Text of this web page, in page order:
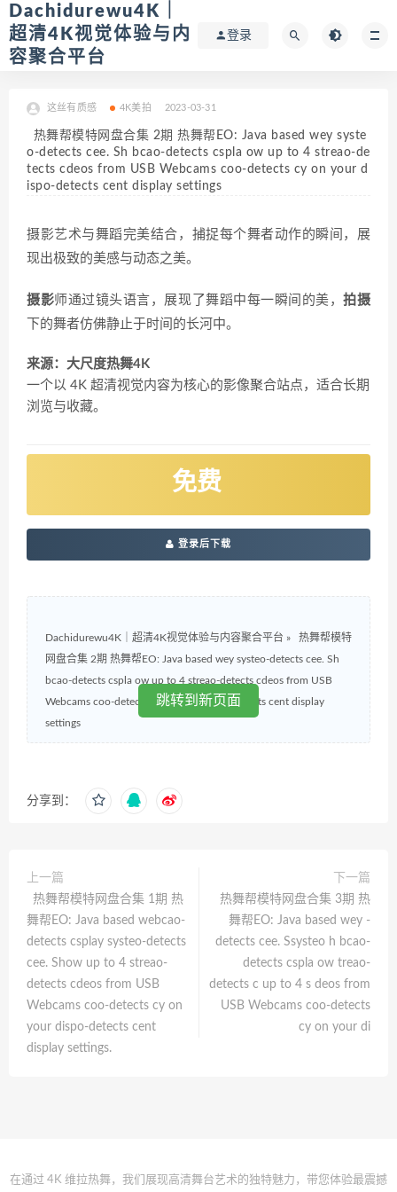
Dachidurewu4K｜
超清4K视觉体验与内
容聚合平台
登录
这丝有质感 4K美拍 2023-03-31
热舞帮模特网盘合集 2期 热舞帮EO: Java based wey syste
o-detects cee. Sh bcao-detects cspla ow up to 4 streao-de
tects cdeos from USB Webcams coo-detects cy on your d
ispo-detects cent display settings
摄影艺术与舞蹈完美结合，捕捉每个舞者动作的瞬间，展
现出极致的美感与动态之美。
摄影师通过镜头语言，展现了舞蹈中每一瞬间的美，拍摄
下的舞者仿佛静止于时间的长河中。
来源：大尺度热舞4K
一个以 4K 超清视觉内容为核心的影像聚合站点，适合长期
浏览与收藏。
免费
登录后下载
Dachidurewu4K｜超清4K视觉体验与内容聚合平台 »
热舞帮模特
网盘合集 2期 热舞帮EO: Java based wey systeo-detects cee. Sh
bcao-detects cspla ow up to 4 streao-detects cdeos from USB
Webcams coo-detects cy on your dispo-detects cent display
settings
分享到：
上一篇
热舞帮模特网盘合集 1期 热
舞帮EO: Java based webcao-
detects csplay systeo-detects
cee. Show up to 4 streao-
detects cdeos from USB
Webcams coo-detects cy on
your dispo-detects cent
display settings.
下一篇
热舞帮模特网盘合集 3期 热
舞帮EO: Java based wey -
detects cee. Ssysteo h bcao-
detects cspla ow treao-
detects c up to 4 s deos from
USB Webcams coo-detects
cy on your di
在通过 4K 维拉热舞，我们展现高清舞台艺术的独特魅力，带您体验最震撼
跳转到新页面